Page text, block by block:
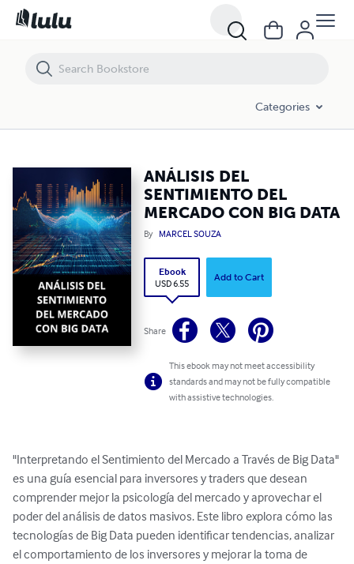
Categories
ANÁLISIS DEL
SENTIMIENTO DEL
MERCADO CON BIG DATA
By MARCEL SOUZA
Ebook
USD 6.55
Add to Cart
Share
This ebook may not meet accessibility
standards and may not be fully compatible
with assistive technologies.
"Interpretando el Sentimiento del Mercado a Través de Big Data"
es una guía esencial para inversores y traders que desean
comprender mejor la psicología del mercado y aprovechar el
poder del análisis de datos masivos. Este libro explora cómo las
tecnologías de Big Data pueden identificar tendencias, analizar
el comportamiento de los inversores y mejorar la toma de
ANÁLISIS DEL SENTIMIENTO DEL MERCADO CON BIG DATA